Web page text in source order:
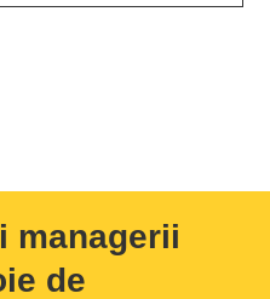
managerii
de